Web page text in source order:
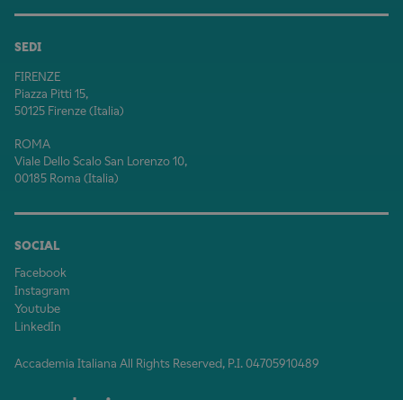
SEDI
FIRENZE
Piazza Pitti 15,
50125 Firenze (Italia)
ROMA
Viale Dello Scalo San Lorenzo 10,
00185 Roma (Italia)
SOCIAL
Facebook
Instagram
Youtube
LinkedIn
Accademia Italiana All Rights Reserved, P.I. 04705910489